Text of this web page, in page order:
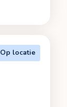
Op locatie